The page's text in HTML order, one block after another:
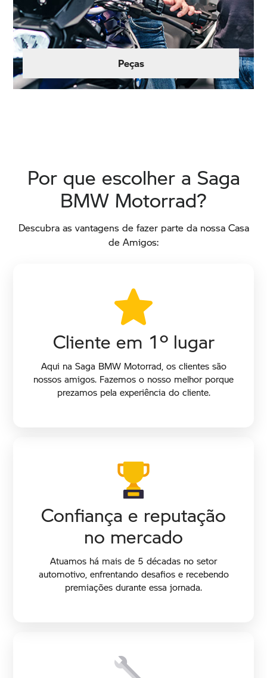
Peças
Revisão e Manutenção
BMW Motorrad?
Descubra as vantagens de fazer parte da nossa Casa
de Amigos:
Cliente em 1º lugar
Aqui na Saga BMW Motorrad, os clientes são
nossos amigos. Fazemos o nosso melhor porque
prezamos pela experiência do cliente.
Confiança e reputação
no mercado
Atuamos há mais de 5 décadas no setor
automotivo, enfrentando desafios e recebendo
premiações durante essa jornada.